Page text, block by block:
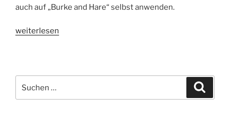
auch auf „Burke and Hare“ selbst anwenden.
„Mit
weiterlesen
nach: